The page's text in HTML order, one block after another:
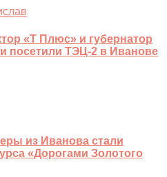
«Т Плюс» и губернатор
посетили ТЭЦ-2 в Иванове
из Иванова стали
«Дорогами Золотого